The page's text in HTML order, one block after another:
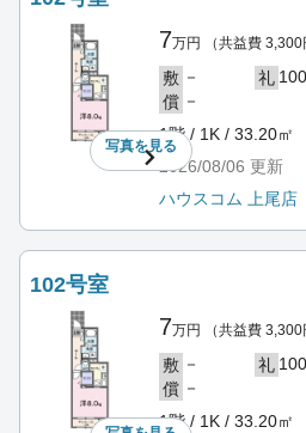
写真を見る
7万円 （共益費 3,300
敷 － 礼
償 －
1階 / 1K / 33.20㎡
2026/08/06 更新
ハウスコム 上尾店
102号室
7万円 （共益費 3,300
敷 － 礼
償 －
1階 / 1K / 33.20㎡